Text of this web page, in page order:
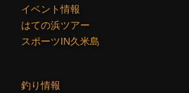
イベント情報
はての浜ツアー
スポーツIN久米島
釣り情報